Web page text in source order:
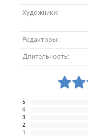
Художники:
Редакторы:
Длительность:
5
4
3
2
1